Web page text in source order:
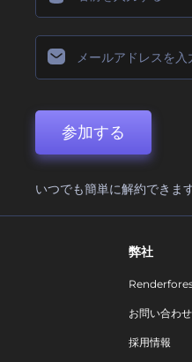
参加する
いつでも簡単に解約できます
弊社
お問い合わせ
採用情報